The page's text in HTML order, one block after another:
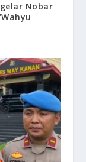
Nobar